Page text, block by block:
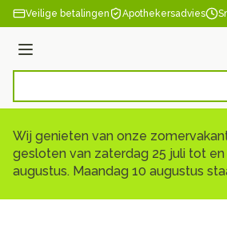
Ga naar de inhoud
Veilige betalingen Apothekersadvies
Menu
Wij genieten van onze
gesloten van zaterdag 25 juli tot
augustus. Maandag 10 augustus